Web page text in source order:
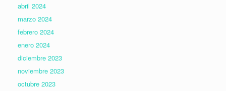
abril 2024
marzo 2024
febrero 2024
enero 2024
diciembre 2023
noviembre 2023
octubre 2023